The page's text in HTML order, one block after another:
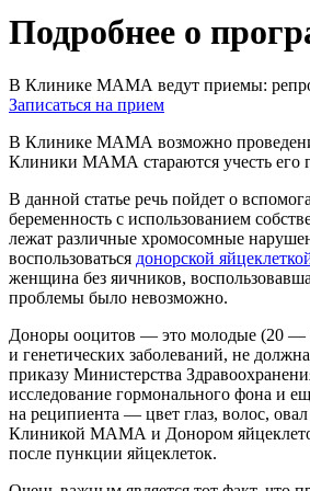
Подробнее о
В Клинике МАМА ведут приемы:
Записаться на прием
В Клинике МАМА возможно проведение
Клиники МАМА стараются учесть его
В данной статье речь пойдет о
беременность с использованием
лежат различные хромосомные
воспользоваться донорской
женщина без яичников,
проблемы было невозможно.
Доноры ооцитов — это молодые (20 —
и генетических заболеваний, не
приказу Министерства
исследование гормонального фона и
на реципиента — цвет глаз, волос,
Клиникой МАМА и Донором яйцеклеток
после пункции яйцеклеток.